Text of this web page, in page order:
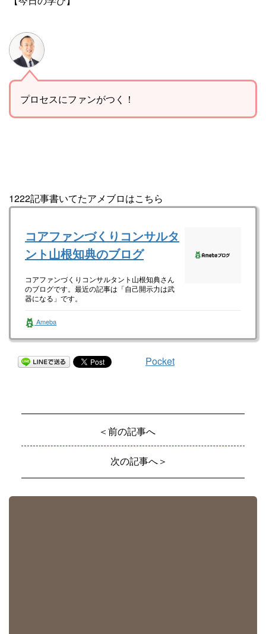
プロセスにファンがつく！
1222記事書いてたアメブロはこちら
コアファンづくりコンサルタ
ント山根知典のブログ
コアファンづくりコンサルタント山根知典さん
のブログです。最近の記事は「自己開示力は武
器になる」です。
Ameba
Pocket
＜前の記事へ
次の記事へ＞